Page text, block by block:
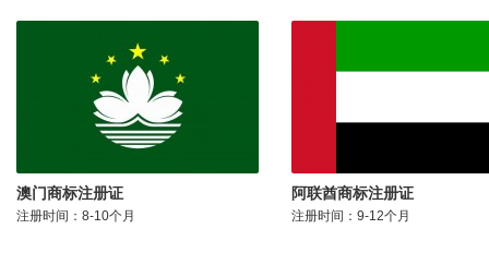
澳门商标注册证
注册时间：8-10个月
阿联酋商标注册证
注册时间：9-12个月